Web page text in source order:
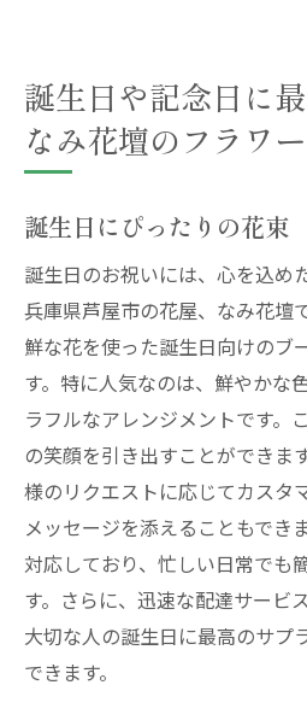
誕生日や記念日に
なみ花壇のフラワ
誕生日にぴったりの花束
誕生日のお祝いには、心を込め
兵庫県芦屋市の花屋、なみ花壇
鮮な花を使った誕生日向けのブ
す。特に人気なのは、鮮やかな
ラフルなアレンジメントです。
の笑顔を引き出すことができま
様のリクエストに応じてカスタ
メッセージを添えることもでき
対応しており、忙しい日常でも
す。さらに、迅速な配達サービ
大切な人の誕生日に最高のサプ
できます。